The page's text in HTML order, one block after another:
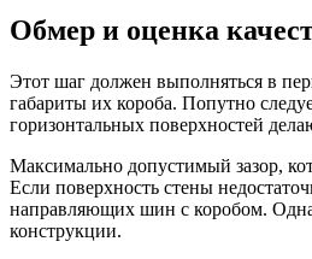
Обмер и оценка
Этот шаг должен выполняться в
габариты их короба. Попутно
горизонтальных поверхностей
Максимально допустимый зазор,
Если поверхность стены
направляющих шин с коробом.
конструкции.